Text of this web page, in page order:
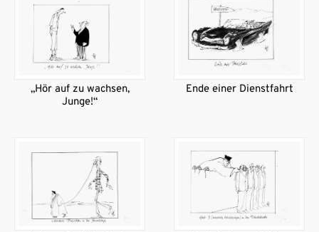
„Hör auf zu wachsen,
Junge!“
Ende einer Dienstfahrt